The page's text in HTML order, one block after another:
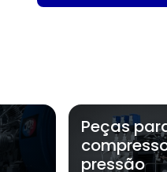
Compressores para
Compressores para
Peças
pressão